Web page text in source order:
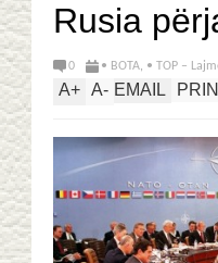
Rusia
0 • BOTA, • TOP –
A+ A- EMAIL